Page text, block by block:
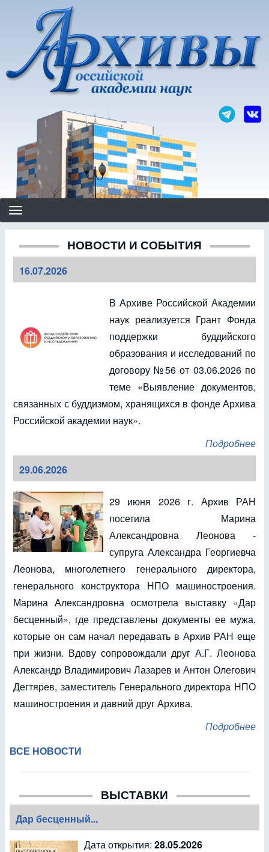
основному
содержанию
НОВОСТИ И СОБЫТИЯ
16.07.2026
В Архиве Российской Академии
наук реализуется Грант Фонда
поддержки буддийского
образования и исследований по
договору №56 от 03.06.2026 по
теме «Выявление документов,
связанных с буддизмом, хранящихся в фонде Архива
Российской академии наук».
Подробнее
29.06.2026
29 июня 2026 г. Архив РАН
посетила Марина
Александровна Леонова -
супруга Александра Георгиевча
Леонова, многолетнего генерального директора,
генерального конструктора НПО машиностроения.
Марина Александровна осмотрела выставку «Дар
бесценный», где представлены документы ее мужа,
которые он сам начал передавать в Архив РАН еще
при жизни. Вдову сопровождали друг А.Г. Леонова
Александр Владимирович Лазарев и Антон Олегович
Дегтярев, заместитель Генерального директора НПО
машиностроения и давний друг Архива.
Подробнее
ВСЕ НОВОСТИ
ВЫСТАВКИ
Дар бесценный...
Дата открытия: 28.05.2026